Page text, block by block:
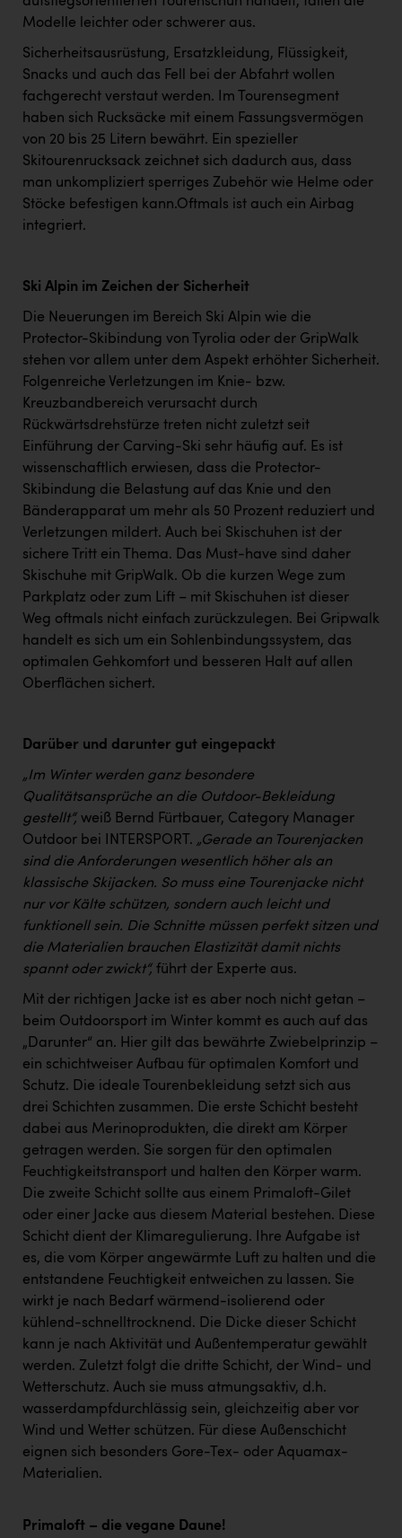
Modelle leichter oder schwerer aus.
Sicherheitsausrüstung, Ersatzkleidung, Flüssigkeit,
Snacks und auch das Fell bei der Abfahrt wollen
fachgerecht verstaut werden. Im Tourensegment
haben sich Rucksäcke mit einem Fassungsvermögen
von 20 bis 25 Litern bewährt. Ein spezieller
Skitourenrucksack zeichnet sich dadurch aus, dass
man unkompliziert sperriges Zubehör wie Helme oder
Stöcke befestigen kann.Oftmals ist auch ein Airbag
integriert.
Ski Alpin im Zeichen der Sicherheit
Die Neuerungen im Bereich Ski Alpin wie die
Protector-Skibindung von Tyrolia oder der GripWalk
stehen vor allem unter dem Aspekt erhöhter Sicherheit.
Folgenreiche Verletzungen im Knie- bzw.
Kreuzbandbereich verursacht durch
Rückwärtsdrehstürze treten nicht zuletzt seit
Einführung der Carving-Ski sehr häufig auf. Es ist
wissenschaftlich erwiesen, dass die Protector-
Skibindung die Belastung auf das Knie und den
Bänderapparat um mehr als 50 Prozent reduziert und
Verletzungen mildert. Auch bei Skischuhen ist der
sichere Tritt ein Thema. Das Must-have sind daher
Skischuhe mit GripWalk. Ob die kurzen Wege zum
Parkplatz oder zum Lift – mit Skischuhen ist dieser
Weg oftmals nicht einfach zurückzulegen. Bei Gripwalk
handelt es sich um ein Sohlenbindungssystem, das
optimalen Gehkomfort und besseren Halt auf allen
Oberflächen sichert.
Darüber und darunter gut eingepackt
„Im Winter werden ganz besondere
Qualitätsansprüche an die Outdoor-Bekleidung
gestellt“, weiß Bernd Fürtbauer, Category Manager
Outdoor bei INTERSPORT. „Gerade an Tourenjacken
sind die Anforderungen wesentlich höher als an
klassische Skijacken. So muss eine Tourenjacke nicht
nur vor Kälte schützen, sondern auch leicht und
funktionell sein. Die Schnitte müssen perfekt sitzen und
die Materialien brauchen Elastizität damit nichts
spannt oder zwickt“, führt der Experte aus.
Mit der richtigen Jacke ist es aber noch nicht getan –
beim Outdoorsport im Winter kommt es auch auf das
„Darunter“ an. Hier gilt das bewährte Zwiebelprinzip –
ein schichtweiser Aufbau für optimalen Komfort und
Schutz. Die ideale Tourenbekleidung setzt sich aus
drei Schichten zusammen. Die erste Schicht besteht
dabei aus Merinoprodukten, die direkt am Körper
getragen werden. Sie sorgen für den optimalen
Feuchtigkeitstransport und halten den Körper warm.
Die zweite Schicht sollte aus einem Primaloft-Gilet
oder einer Jacke aus diesem Material bestehen. Diese
Schicht dient der Klimaregulierung. Ihre Aufgabe ist
es, die vom Körper angewärmte Luft zu halten und die
entstandene Feuchtigkeit entweichen zu lassen. Sie
wirkt je nach Bedarf wärmend-isolierend oder
kühlend-schnelltrocknend. Die Dicke dieser Schicht
kann je nach Aktivität und Außentemperatur gewählt
werden. Zuletzt folgt die dritte Schicht, der Wind- und
Wetterschutz. Auch sie muss atmungsaktiv, d.h.
wasserdampfdurchlässig sein, gleichzeitig aber vor
Wind und Wetter schützen. Für diese Außenschicht
eignen sich besonders Gore-Tex- oder Aquamax-
Materialien.
Primaloft – die vegane Daune!